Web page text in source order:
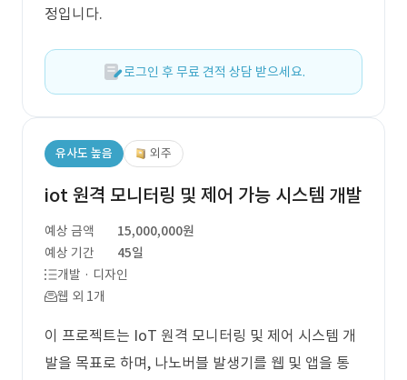
정입니다.
로그인 후 무료 견적 상담 받으세요.
유사도 높음 외주
iot 원격 모니터링 및 제어 가능 시스템 개발
예상 금액
15,000,000원
예상 기간
45일
개발 · 디자인
웹 외 1개
이 프로젝트는 IoT 원격 모니터링 및 제어 시스템 개
발을 목표로 하며, 나노버블 발생기를 웹 및 앱을 통